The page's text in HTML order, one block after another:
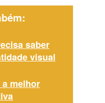
saber
visual
melhor